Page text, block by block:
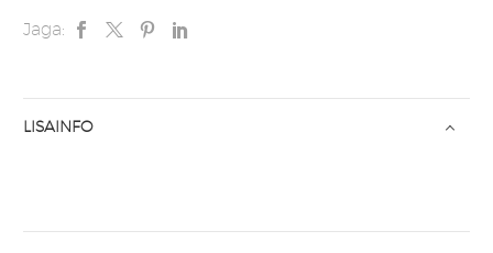
Jaga:
LISAINFO